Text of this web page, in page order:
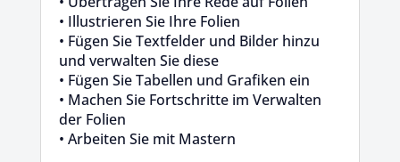
• Illustrieren Sie Ihre Folien
• Fügen Sie Textfelder und Bilder hinzu
und verwalten Sie diese
• Fügen Sie Tabellen und Grafiken ein
• Machen Sie Fortschritte im Verwalten
der Folien
• Arbeiten Sie mit Mastern